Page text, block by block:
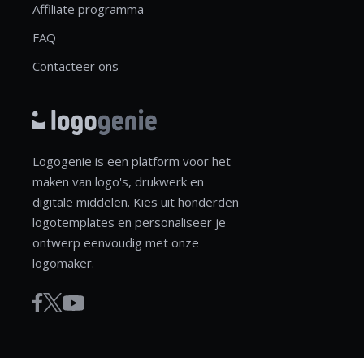
Affiliate programma
FAQ
Contacteer ons
Logogenie is een platform voor het
maken van logo's, drukwerk en
digitale middelen. Kies uit honderden
logotemplates en personaliseer je
ontwerp eenvoudig met onze
logomaker.